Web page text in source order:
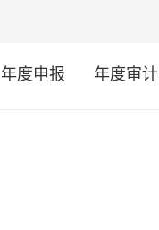
年度申报 年度审计